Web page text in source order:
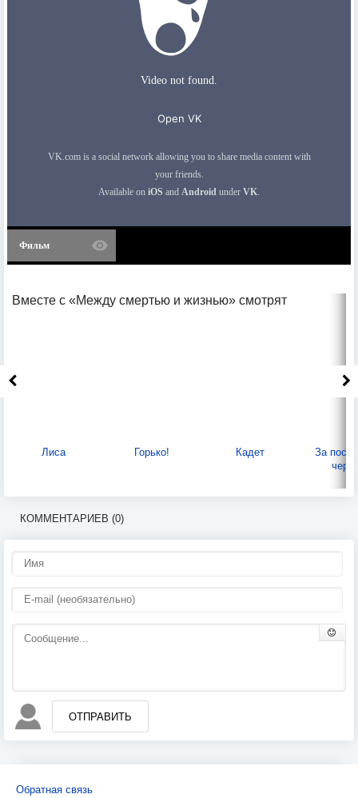
Фильм
Вместе с «Между смертью и жизнью» смотрят
Лиса Горько! Кадет
За
КОММЕНТАРИЕВ (0)
ОТПРАВИТЬ
Обратная связь